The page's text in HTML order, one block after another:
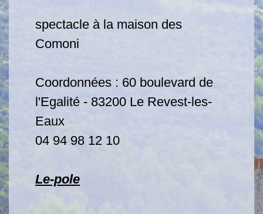
spectacle à la maison des
Comoni
Coordonnées : 60 boulevard de
l'Egalité - 83200 Le Revest-les-
Eaux
04 94 98 12 10
Le-pole